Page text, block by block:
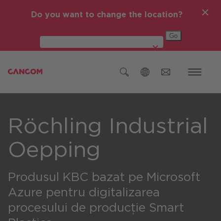
Do you want to change the location?
Germania (Deutsch)
Republica Cehă (čeština)
România
Global (English)
Röchling Industrial
Oepping
Produsul KBC bazat pe Microsoft
Azure pentru digitalizarea
procesului de producție Smart